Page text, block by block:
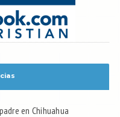
en Chihuahua